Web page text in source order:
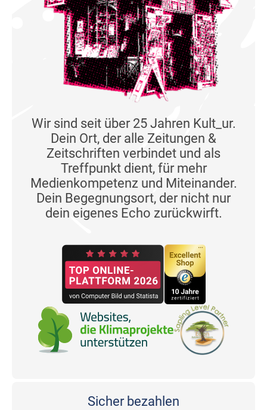
Wir sind seit über 25 Jahren Kult_ur.
Dein Ort, der alle Zeitungen &
Zeitschriften verbindet und als
Treffpunkt dient, für mehr
Medienkompetenz und Miteinander.
Dein Begegnungsort, der nicht nur
dein eigenes Echo zurückwirft.
Sicher bezahlen